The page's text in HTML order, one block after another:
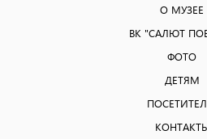
О МУЗЕЕ
ВК "САЛЮТ
ФОТО
ДЕТЯМ